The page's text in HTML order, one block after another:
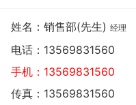
姓名：销售部(先生) 经理
电话： 13569831560
手机： 13569831560
传真：13569831560